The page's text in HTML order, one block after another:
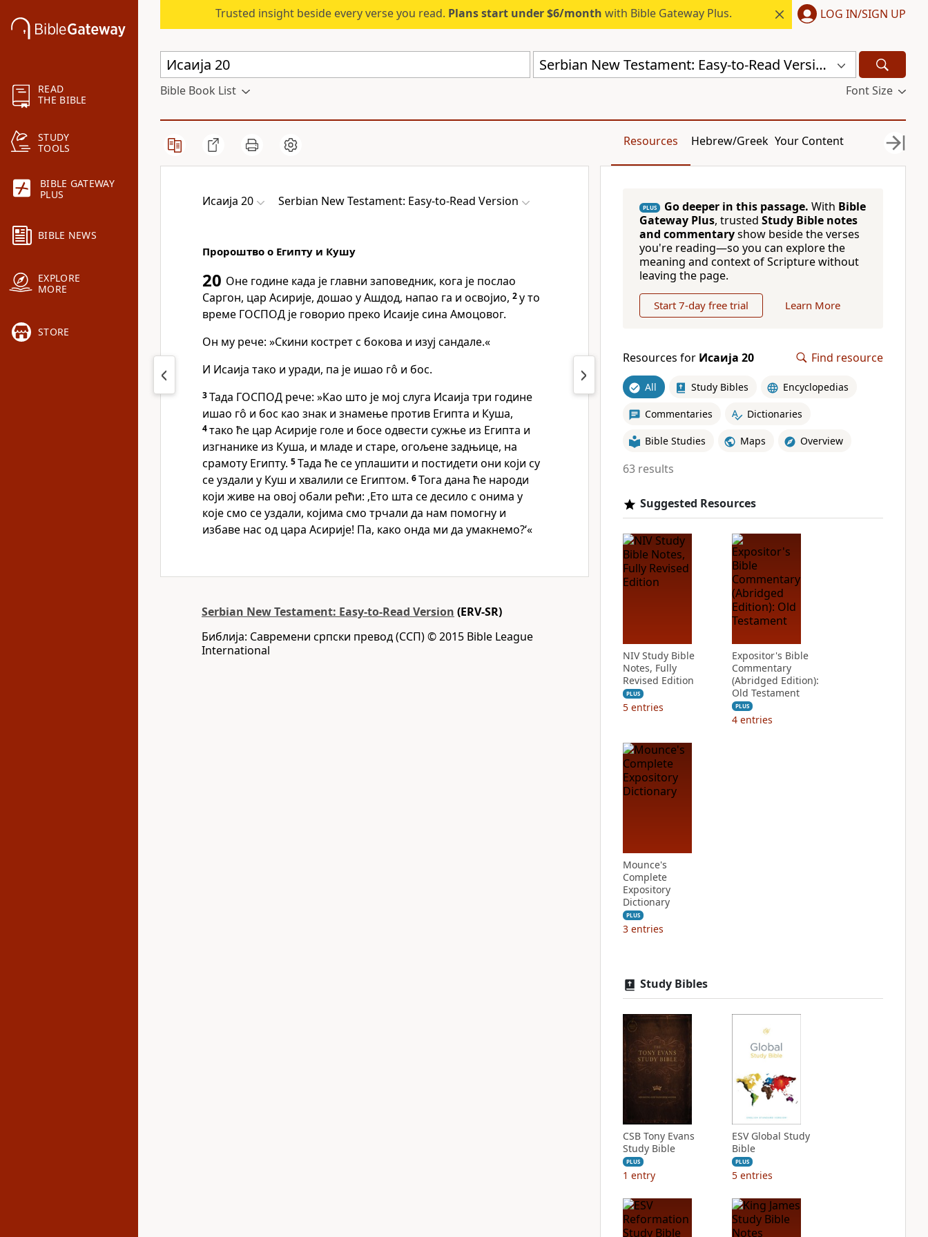
READ
THE BIBLE
STUDY
TOOLS
BIBLE GATEWAY
PLUS
BIBLE NEWS
EXPLORE
MORE
STORE
Trusted insight beside every verse you read. Plans start under $6/month with Bible Gateway Plus. LOG IN/SIGN UP
Serbian New Testament: Easy-to-Read Version (ERV-SR)
Bible Book List Font Size
Resources Hebrew/Greek Your Content
Исаија 20 Serbian New Testament: Easy-to-Read Version
Пророштво о Египту и Кушу
20 Оне године када је главни заповедник, кога је послао
Саргон, цар Асирије, дошао у Ашдод, напао га и освојио, 2у то
време ГОСПОД је говорио преко Исаије сина Амоцовог.
Он му рече: »Скини кострет с бокова и изуј сандале.«
И Исаија тако и уради, па је ишао гô и бос.
3Тада ГОСПОД рече: »Као што је мој слуга Исаија три године
ишао гô и бос као знак и знамење против Египта и Куша,
4тако ће цар Асирије голе и босе одвести сужње из Египта и
изгнанике из Куша, и младе и старе, огољене задњице, на
срамоту Египту. 5Тада ће се уплашити и постидети они који су
се уздали у Куш и хвалили се Египтом. 6Тога дана ће народи
који живе на овој обали рећи: ‚Ето шта се десило с онима у
које смо се уздали, којима смо трчали да нам помогну и
избаве нас од цара Асирије! Па, како онда ми да умакнемо?‘«
Serbian New Testament: Easy-to-Read Version (ERV-SR)
Библија: Савремени српски превод (ССП) © 2015 Bible League
International
PLUS Go deeper in this passage. With Bible
Gateway Plus, trusted Study Bible notes
and commentaryshow beside the verses
you're reading—so you can explore the
meaning and context of Scripture without
leaving the page.
Start 7-day free trial Learn More
Resources for Исаија 20 Find resource
All Study Bibles Encyclopedias
Commentaries Dictionaries
Bible Studies Maps Overview
63 results
Suggested Resources
NIV Study Bible
Notes, Fully
Revised Edition
PLUS
5 entries
Expositor's Bible
Commentary
(Abridged Edition):
Old Testament
PLUS
4 entries
Mounce's
Complete
Expository
Dictionary
PLUS
3 entries
Study Bibles
CSB Tony Evans
Study Bible
PLUS
1 entry
ESV Global Study
Bible
PLUS
5 entries